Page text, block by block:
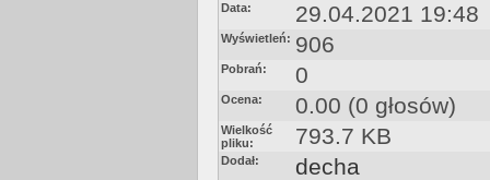
Data: 29.04.2021 19:48
Wyświetleń: 906
Pobrań: 0
Ocena: 0.00 (0 głosów)
Wielkość
pliku:
793.7 KB
Dodał: decha